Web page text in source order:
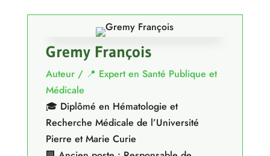
Gremy François
Auteur / 📍 Expert en Santé Publique et
Médicale
🎓 Diplômé en Hématologie et
Recherche Médicale de l’Université
Pierre et Marie Curie